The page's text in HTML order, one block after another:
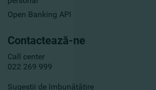
Open Banking API
Contactează-ne
Call center
022 269 999
Sugestii de îmbunătățire